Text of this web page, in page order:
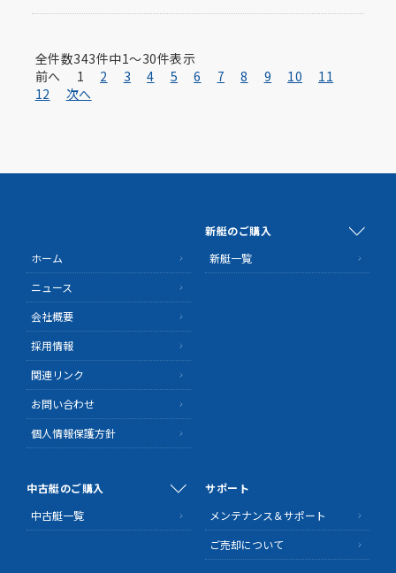
全件数343件中1〜30件表示
前へ
1 2 3 4 5 6 7 8 9 10
11
12
次へ
ホーム
ニュース
会社概要
採用情報
関連リンク
お問い合わせ
個人情報保護方針
新艇のご購入
新艇一覧
中古艇のご購入
中古艇一覧
サポート
メンテナンス＆サポート
ご売却について